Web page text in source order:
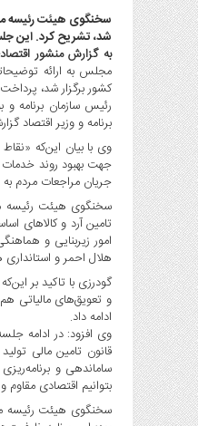
بیمه
و
ارز
دیجیتال
کشاورزی
و
صنایع
غذایی
سیاسی
و
بین
الملل
نگاه
روز
گوناگون
سخنگوی هیئت رئیسه
شد، تشریح کرد. این جلسه به منظور
به گزارش منشور
مجلس به ارائه
کشور برگزار شد،
رئیس سازمان برنامه
برنامه و وزیر اقتصاد
وی با بیان این‌که
جهت بهبود روند خدمات
جریان مراجعات مردم به پمپ های بنزین، ۲۰۰
سخنگوی هیئت رئیسه
امور زیربنایی و
هلال احمر و
گودرزی با تاکید بر
و تعویق‌های مالیاتی
ادامه داد.
وی افزود: در ادامه
قانون تامین مالی
ساماندهی و
بتوانیم اقتصادی مقاوم
سخنگوی هیئت رئیسه